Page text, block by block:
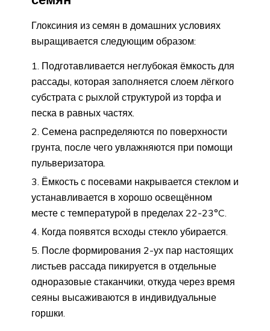
Глоксиния из семян в домашних условиях
выращивается следующим образом:
Подготавливается неглубокая ёмкость для
рассады, которая заполняется слоем лёгкого
субстрата с рыхлой структурой из торфа и
песка в равных частях.
Семена распределяются по поверхности
грунта, после чего увлажняются при помощи
пульверизатора.
Ёмкость с посевами накрывается стеклом и
устанавливается в хорошо освещённом
месте с температурой в пределах 22-23°C.
Когда появятся всходы стекло убирается.
После формирования 2-ух пар настоящих
листьев рассада пикируется в отдельные
одноразовые стаканчики, откуда через время
сеяны высаживаются в индивидуальные
горшки.